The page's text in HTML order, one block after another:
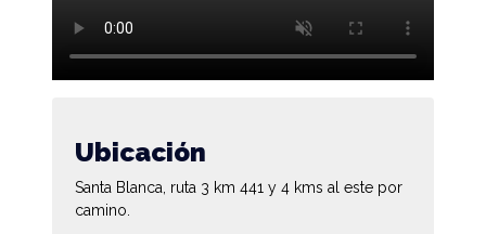
Ubicación
Santa Blanca, ruta 3 km 441 y 4 kms al este por
camino.